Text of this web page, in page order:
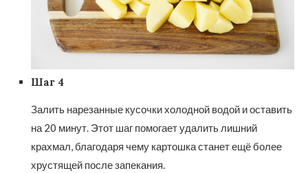
Шаг 4
Залить нарезанные кусочки холодной водой и оставить
на 20 минут. Этот шаг помогает удалить лишний
крахмал, благодаря чему картошка станет ещё более
хрустящей после запекания.